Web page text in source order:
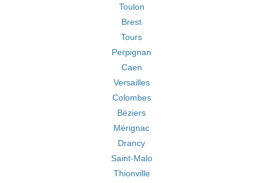
Toulon
Brest
Tours
Perpignan
Caen
Versailles
Colombes
Béziers
Mérignac
Drancy
Saint-Malo
Thionville